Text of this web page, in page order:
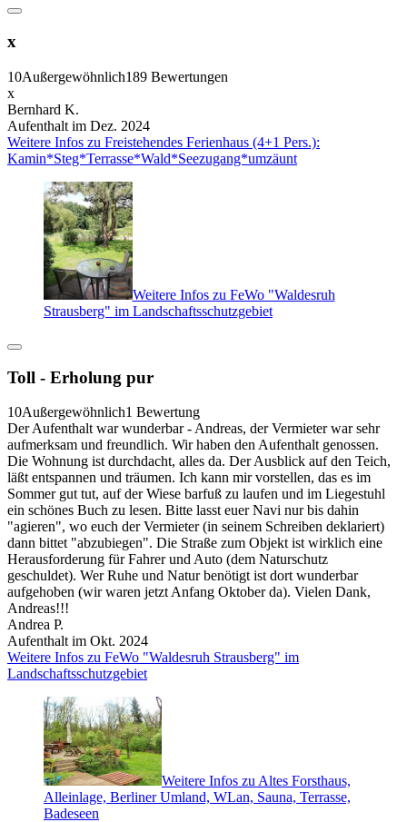
x
10Außergewöhnlich189 Bewertungen
x
Bernhard K.
Aufenthalt im Dez. 2024
Weitere Infos zu Freistehendes Ferienhaus (4+1 Pers.):
Kamin*Steg*Terrasse*Wald*Seezugang*umzäunt
Weitere Infos zu FeWo "Waldesruh
Strausberg" im Landschaftsschutzgebiet
Toll - Erholung pur
10Außergewöhnlich1 Bewertung
Der Aufenthalt war wunderbar - Andreas, der Vermieter war sehr
aufmerksam und freundlich. Wir haben den Aufenthalt genossen.
Die Wohnung ist durchdacht, alles da. Der Ausblick auf den Teich,
läßt entspannen und träumen. Ich kann mir vorstellen, das es im
Sommer gut tut, auf der Wiese barfuß zu laufen und im Liegestuhl
ein schönes Buch zu lesen. Bitte lasst euer Navi nur bis dahin
"agieren", wo euch der Vermieter (in seinem Schreiben deklariert)
dann bittet "abzubiegen". Die Straße zum Objekt ist wirklich eine
Herausforderung für Fahrer und Auto (dem Naturschutz
geschuldet). Wer Ruhe und Natur benötigt ist dort wunderbar
aufgehoben (wir waren jetzt Anfang Oktober da). Vielen Dank,
Andreas!!!
Andrea P.
Aufenthalt im Okt. 2024
Weitere Infos zu FeWo "Waldesruh Strausberg" im
Landschaftsschutzgebiet
Weitere Infos zu Altes Forsthaus,
Alleinlage, Berliner Umland, WLan, Sauna, Terrasse,
Badeseen